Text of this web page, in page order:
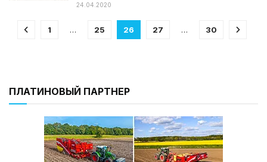
24.04.2020
1 … 25 26 27 … 30
ПЛАТИНОВЫЙ ПАРТНЕР